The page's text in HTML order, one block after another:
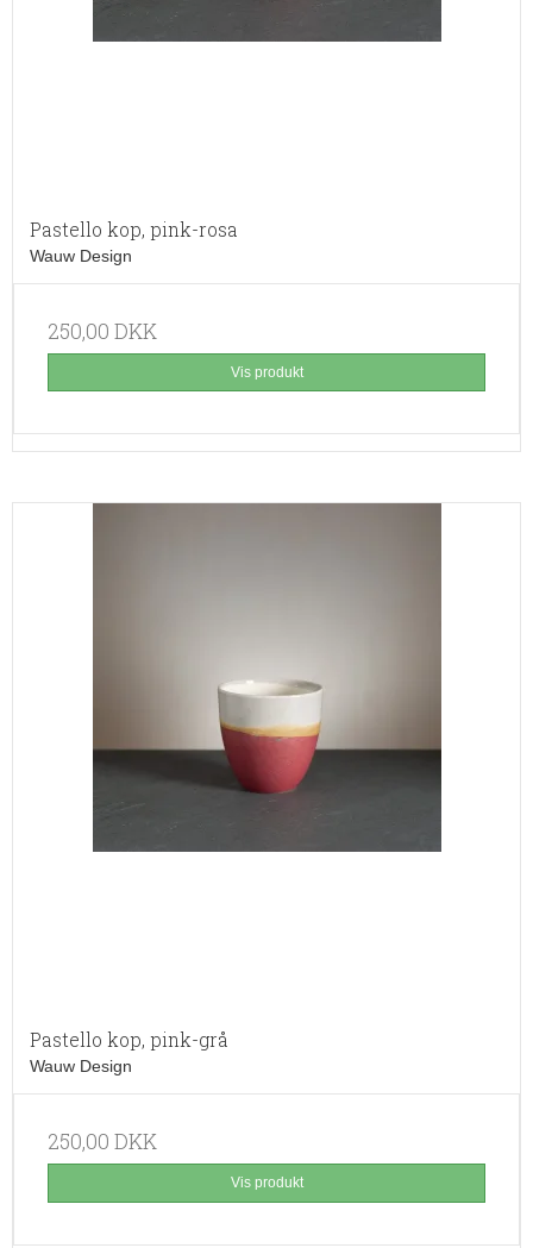
Pastello kop, pink-rosa
Wauw Design
250,00 DKK
Vis produkt
Pastello kop, pink-grå
Wauw Design
250,00 DKK
Vis produkt